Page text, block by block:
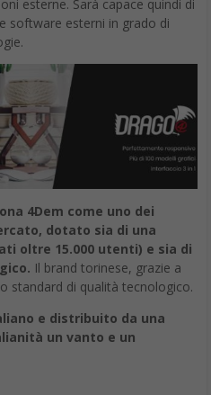
esterne. Sarà capace quindi di
software esterni in grado di
4Dem come uno dei
dotato sia di una
oltre 15.000 utenti) e sia di
Il brand torinese, grazie a
standard di qualità tecnologico.
e distribuito da una
un vanto e un